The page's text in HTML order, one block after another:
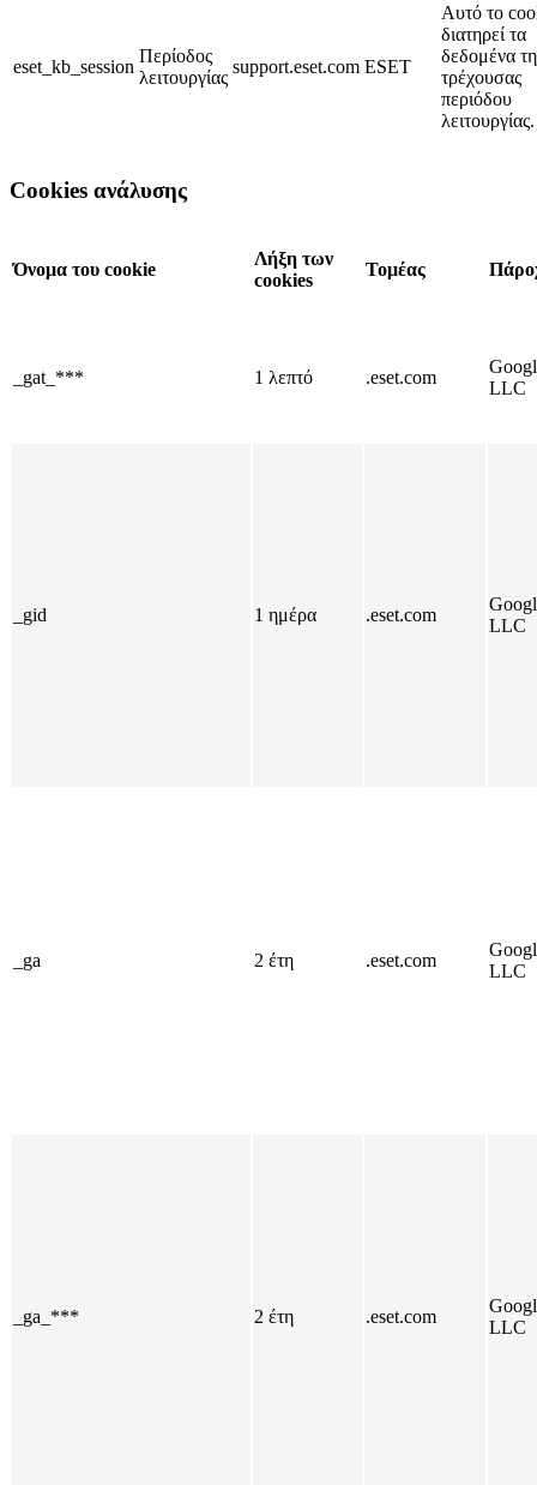
eset_kb_session
Περίοδος
λειτουργίας
support.eset.com ESET
Αυτό το
διατηρεί τα
δεδομένα
τρέχουσας
περιόδου
λειτουργίας.
Cookies ανάλυσης
Όνομα του cookie
Λήξη των
cookies
Τομέας
_gat_*** 1 λεπτό .eset.com
LLC
_gid 1 ημέρα .eset.com
LLC
_ga 2 έτη .eset.com
LLC
_ga_*** 2 έτη .eset.com
LLC